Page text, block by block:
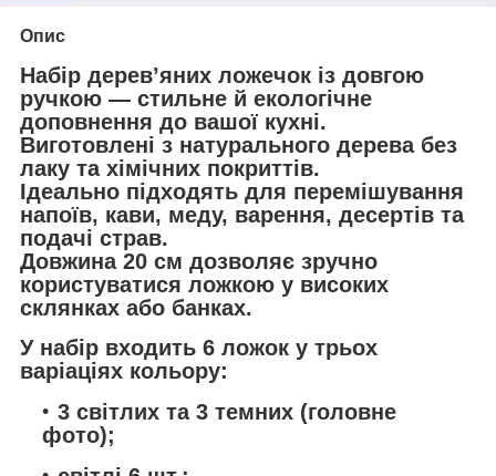
Опис
Набір дерев’яних ложечок із довгою
ручкою — стильне й екологічне
доповнення до вашої кухні.
Виготовлені з натурального дерева без
лаку та хімічних покриттів.
Ідеально підходять для перемішування
напоїв, кави, меду, варення, десертів та
подачі страв.
Довжина 20 см дозволяє зручно
користуватися ложкою у високих
склянках або банках.
У набір входить 6 ложок у трьох
варіаціях кольору:
3 світлих та 3 темних (головне
фото);